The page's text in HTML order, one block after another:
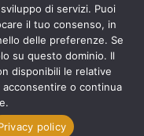
di servizi. Puoi
il tuo consenso, in
delle preferenze. Se
su questo dominio. Il
disponibili le relative
acconsentire o continua
policy